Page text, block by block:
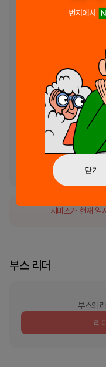
닫기
캐스트, 사진 갤러리 라이
- 맞춤형 속보 알림을 통해
우리는 귀하의 피드백을 소
- 리뷰를 남기거나
여해 주셔서 감사합니다.
판매하지 마세요:
cdn.onetrust.com/
b527-
76043adaf72d.html
서비스가 현재 일
부스 리더
부스의
리